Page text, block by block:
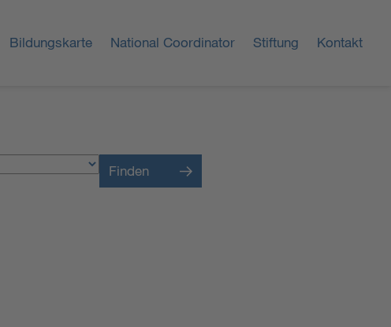
Bildungskarte National Coordinator Stiftung Kontakt
Finden